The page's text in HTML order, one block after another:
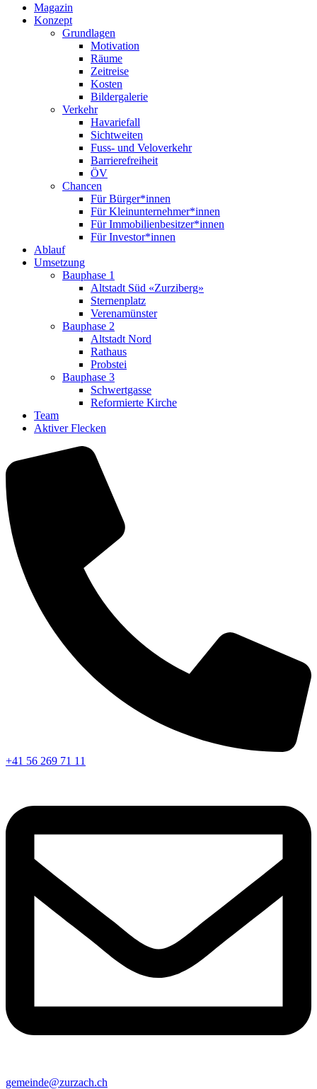
Magazin
Konzept
Grundlagen
Motivation
Räume
Zeitreise
Kosten
Bildergalerie
Verkehr
Havariefall
Sichtweiten
Fuss- und Veloverkehr
Barrierefreiheit
ÖV
Chancen
Für Bürger*innen
Für Kleinunternehmer*innen
Für Immobilienbesitzer*innen
Für Investor*innen
Ablauf
Umsetzung
Bauphase 1
Altstadt Süd «Zurziberg»
Sternenplatz
Verenamünster
Bauphase 2
Altstadt Nord
Rathaus
Probstei
Bauphase 3
Schwertgasse
Reformierte Kirche
Team
Aktiver Flecken
+41 56 269 71 11
gemeinde@zurzach.ch